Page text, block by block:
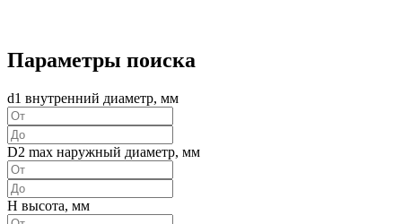
Параметры поиска
d1 внутренний диаметр, мм
D2 max наружный диаметр, мм
H высота, мм